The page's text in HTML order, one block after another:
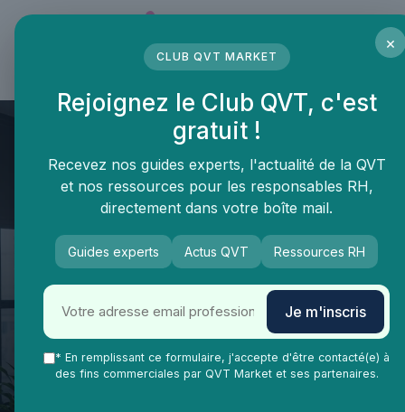
QVT Market Vie Ma Vie dans la QVT Salaire
Rédiger une clause de ticket
restaurant dans le contrat de
travail pour renforcer la qualité
de vie au travail
×
CLUB QVT MARKET
Rejoignez le Club QVT, c'est
gratuit !
Recevez nos guides experts, l'actualité de la QVT
et nos ressources pour les responsables RH,
directement dans votre boîte mail.
Guides experts Actus QVT Ressources RH
Je m'inscris
* En remplissant ce formulaire, j'accepte d'être contacté(e) à
des fins commerciales par QVT Market et ses partenaires.
Panneau de gestion des cookies